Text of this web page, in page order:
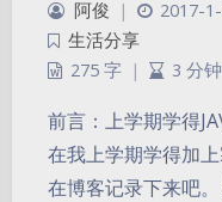
阿俊 | 2017-
生活分享
275 字 | 3 分钟
前言：上学期学得
在我上学期学得加
在博客记录下来吧